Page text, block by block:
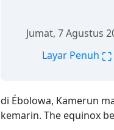
Jumat, 7 Agustus
Layar Penuh ⛶
di Ébolowa, Kamerun
kemarin. The equinox